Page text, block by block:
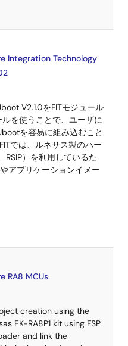
Integration Technology
V2.1.0をFITモジュール
を使うことで、ユーザに
を容易に組み込むこと
では、ルネサス製のハー
RSIP）を利用しているた
アプリケーションイメー
RA8 MCUs
creation using the
EK-RA8P1 kit using FSP
and link the